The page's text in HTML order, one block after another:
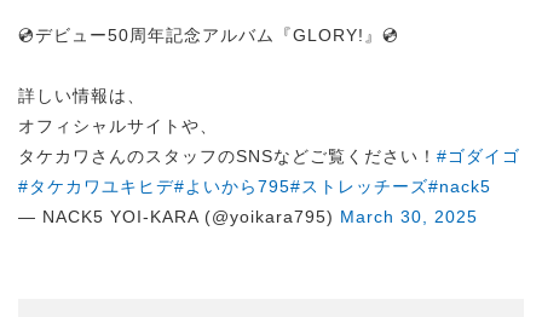
💿デビュー50周年記念アルバム『GLORY!』💿
詳しい情報は、
オフィシャルサイトや、
タケカワさんのスタッフのSNSなどご覧ください！ #ゴダイゴ
#タケカワユキヒデ#よいから795#ストレッチーズ#nack5
— NACK5 YOI-KARA (@yoikara795) March 30, 2025